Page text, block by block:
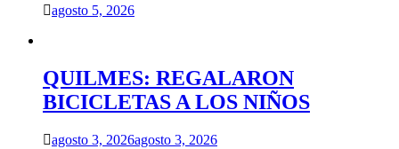
agosto 5, 2026
QUILMES: REGALARON
BICICLETAS A LOS NIÑOS
agosto 3, 2026agosto 3, 2026